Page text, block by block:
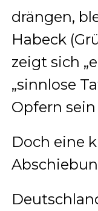
drängen,
Habeck
zeigt sich
„sinnlose
Opfern
Doch eine